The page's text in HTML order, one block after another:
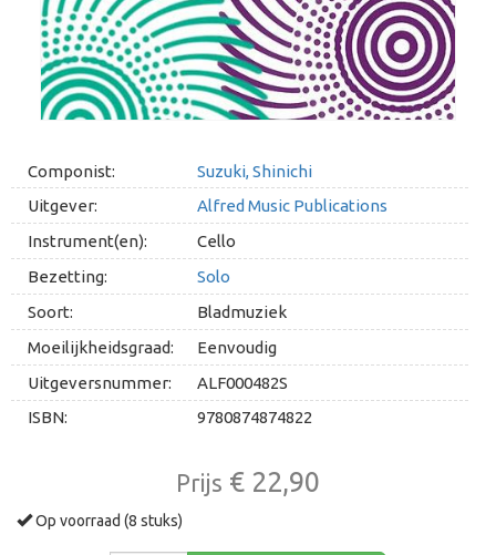
Componist:
Suzuki, Shinichi
Uitgever:
Alfred Music Publications
Instrument(en):
Cello
Bezetting:
Solo
Soort:
Bladmuziek
Moeilijkheidsgraad:
Eenvoudig
Uitgeversnummer:
ALF000482S
ISBN:
9780874874822
Prijs € 22,90
Op voorraad (8 stuks)